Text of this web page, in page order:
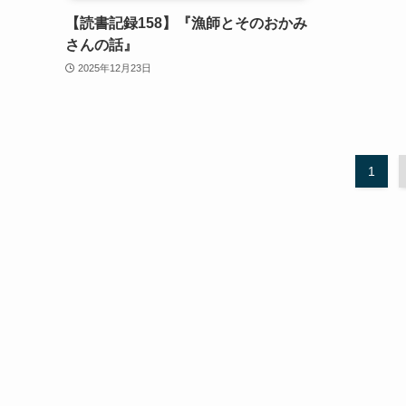
【読書記録158】『漁師とそのおかみ
さんの話』
2025年12月23日
1